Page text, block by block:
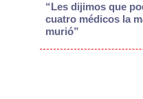
“Les dijimos que
cuatro médicos la
murió”